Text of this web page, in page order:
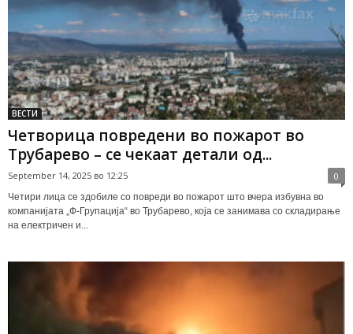
ВЕСТИ
Четворица повредени во пожарот во
Трубарево – се чекаат детали од...
September 14, 2025 во 12:25 0
Четири лица се здобиле со повреди во пожарот што вчера избувна во
компанијата „Ф-Групација“ во Трубарево, која се занимава со складирање
на електричен и...